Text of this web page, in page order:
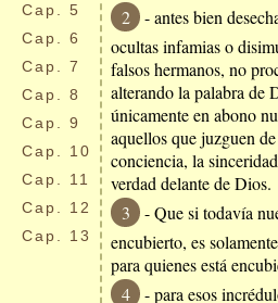
Cap.
5
Cap.
6
Cap.
7
Cap.
8
Cap.
9
Cap.
10
Cap.
11
Cap.
12
Cap.
13
2
- antes bien
ocultas infamias o
falsos hermanos, no
alterando la palabra de
únicamente en abono
aquellos que juzguen
conciencia, la
verdad delante de Dios.
3
- Que si todavía
encubierto, es
para quienes está
4
- para esos